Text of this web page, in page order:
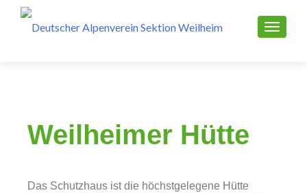
Weilheimer Hütte
Das Schutzhaus ist die höchstgelegene Hütte